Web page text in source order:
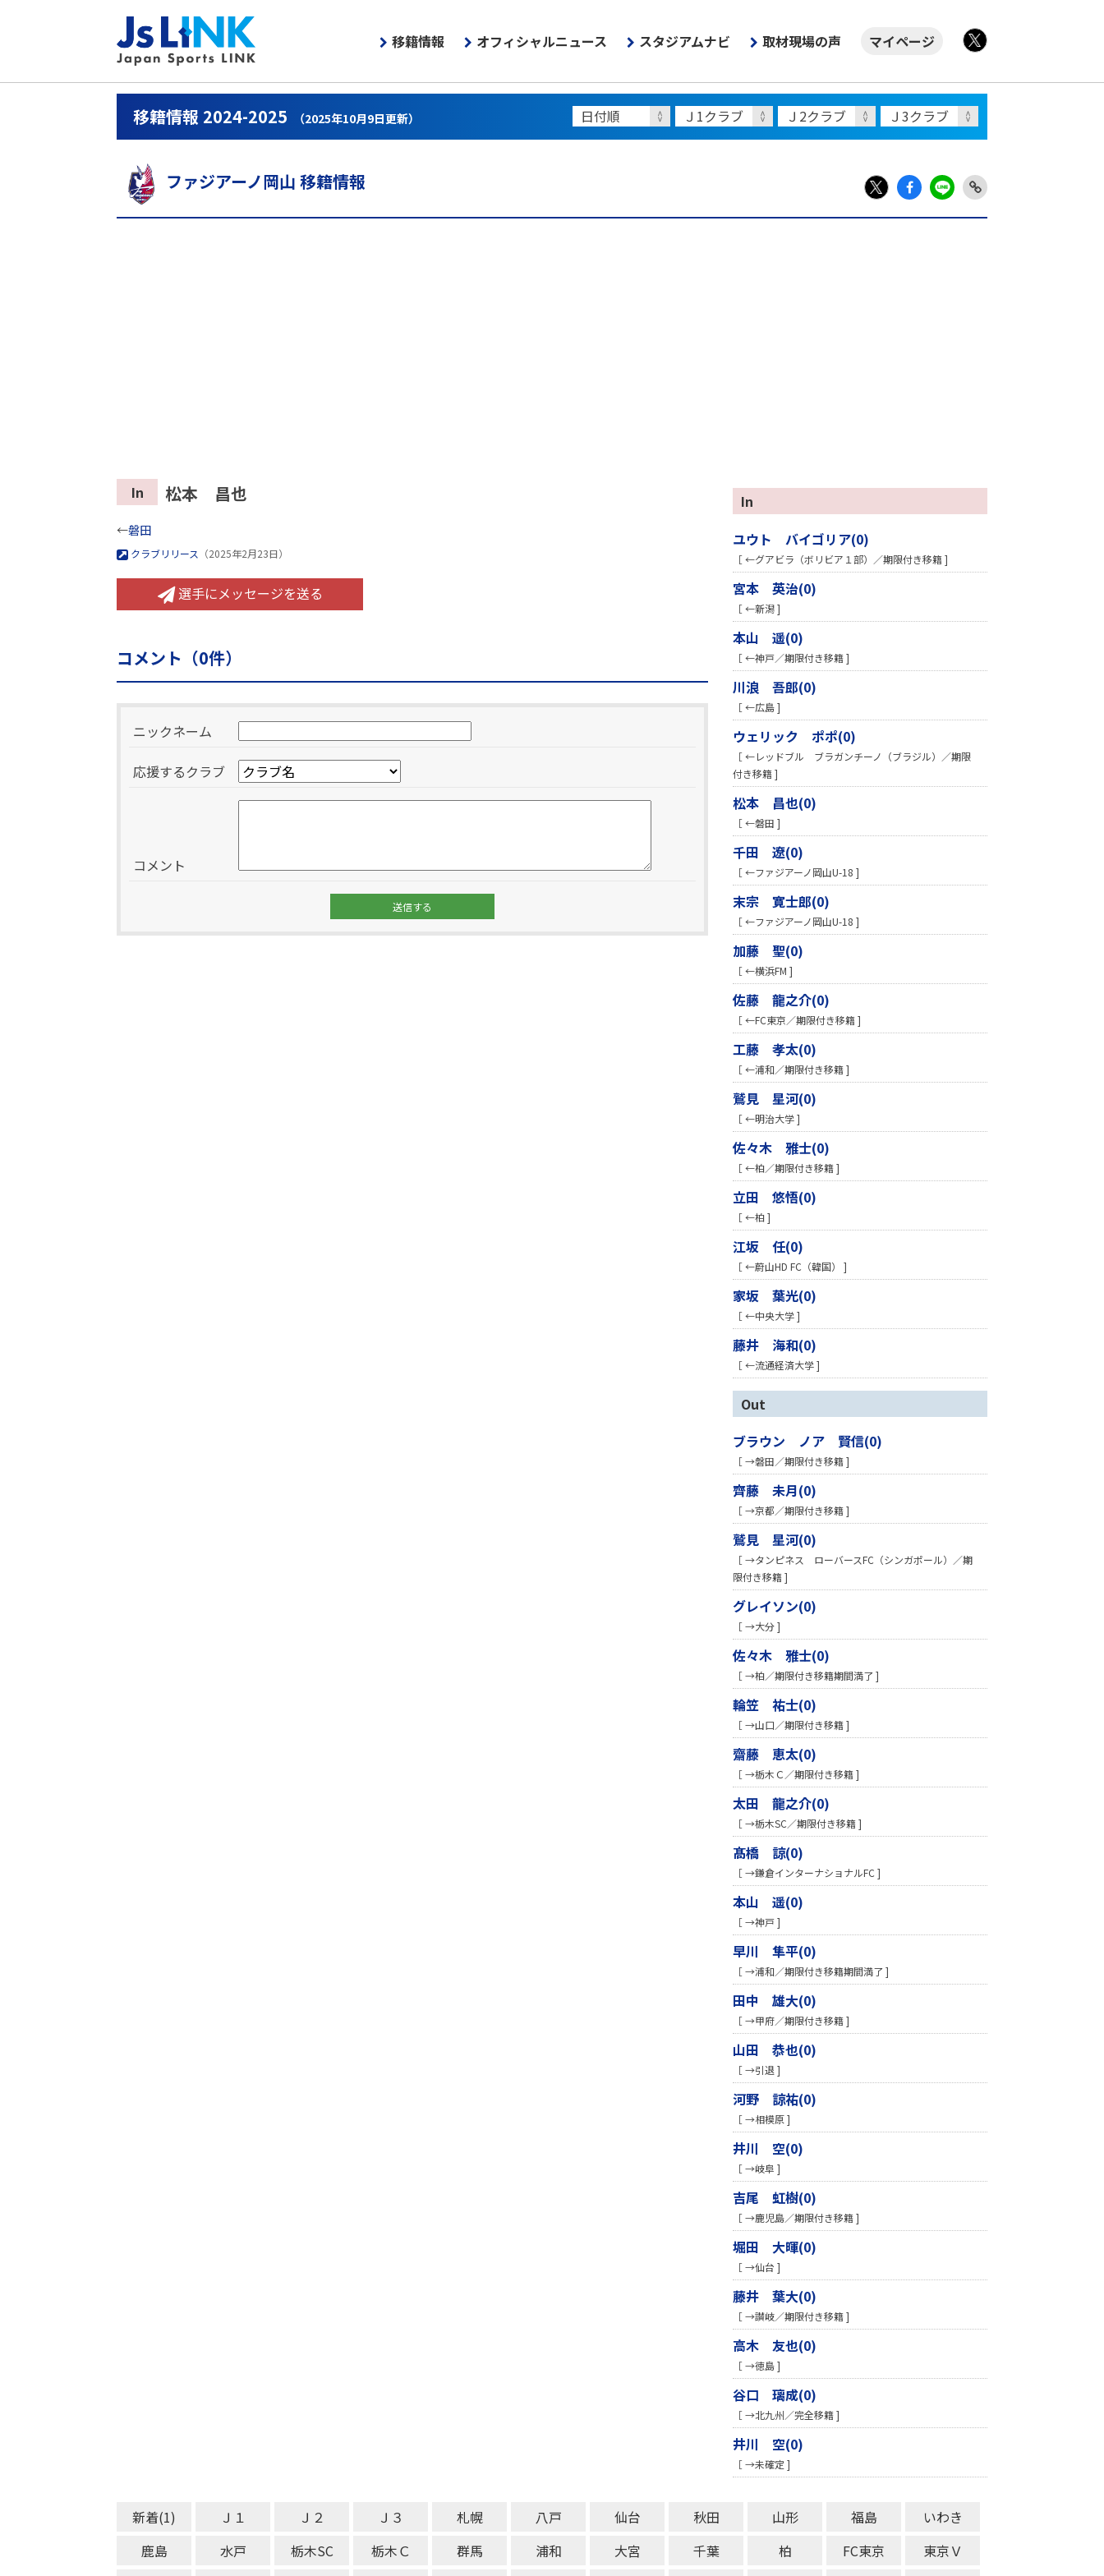
移籍情報 オフィシャルニュース スタジアムナビ 取材現場の声
マイページ
移籍情報 2024-2025 （2025年10月9日更新）
ファジアーノ岡山 移籍情報
X
Fac LIN Link
In 松本 昌也
←磐田
クラブリリース （2025年2月23日）
選手にメッセージを送る
コメント（0件）
ニックネーム
応援するクラブ
コメント
In
ユウト バイゴリア(0)
［ ←グアビラ（ボリビア１部）／期限付き移籍 ]
宮本 英治(0)
［ ←新潟 ]
本山 遥(0)
［ ←神戸／期限付き移籍 ]
川浪 吾郎(0)
［ ←広島 ]
ウェリック ポポ(0)
［ ←レッドブル ブラガンチーノ（ブラジル）／期限
付き移籍 ]
松本 昌也(0)
［ ←磐田 ]
千田 遼(0)
［ ←ファジアーノ岡山U-18 ]
末宗 寛士郎(0)
［ ←ファジアーノ岡山U-18 ]
加藤 聖(0)
［ ←横浜FM ]
佐藤 龍之介(0)
［ ←FC東京／期限付き移籍 ]
工藤 孝太(0)
［ ←浦和／期限付き移籍 ]
鷲見 星河(0)
［ ←明治大学 ]
佐々木 雅士(0)
［ ←柏／期限付き移籍 ]
立田 悠悟(0)
［ ←柏 ]
江坂 任(0)
［ ←蔚山HD FC（韓国） ]
家坂 葉光(0)
［ ←中央大学 ]
藤井 海和(0)
［ ←流通経済大学 ]
Out
ブラウン ノア 賢信(0)
［ →磐田／期限付き移籍 ]
齊藤 未月(0)
［ →京都／期限付き移籍 ]
鷲見 星河(0)
［ →タンピネス ローバースFC（シンガポール）／期
限付き移籍 ]
グレイソン(0)
［ →大分 ]
佐々木 雅士(0)
［ →柏／期限付き移籍期間満了 ]
輪笠 祐士(0)
［ →山口／期限付き移籍 ]
齋藤 恵太(0)
［ →栃木Ｃ／期限付き移籍 ]
太田 龍之介(0)
［ →栃木SC／期限付き移籍 ]
髙橋 諒(0)
［ →鎌倉インターナショナルFC ]
本山 遥(0)
［ →神戸 ]
早川 隼平(0)
［ →浦和／期限付き移籍期間満了 ]
田中 雄大(0)
［ →甲府／期限付き移籍 ]
山田 恭也(0)
［ →引退 ]
河野 諒祐(0)
［ →相模原 ]
井川 空(0)
［ →岐阜 ]
吉尾 虹樹(0)
［ →鹿児島／期限付き移籍 ]
堀田 大暉(0)
［ →仙台 ]
藤井 葉大(0)
［ →讃岐／期限付き移籍 ]
高木 友也(0)
［ →徳島 ]
谷口 璃成(0)
［ →北九州／完全移籍 ]
井川 空(0)
［ →未確定 ]
新着(1) Ｊ１ Ｊ２ Ｊ３ 札幌 八戸 仙台 秋田 山形 福島
いわき
鹿島
水戸 栃木SC 栃木Ｃ 群馬 浦和 大宮 千葉 柏 FC東京
東京Ｖ